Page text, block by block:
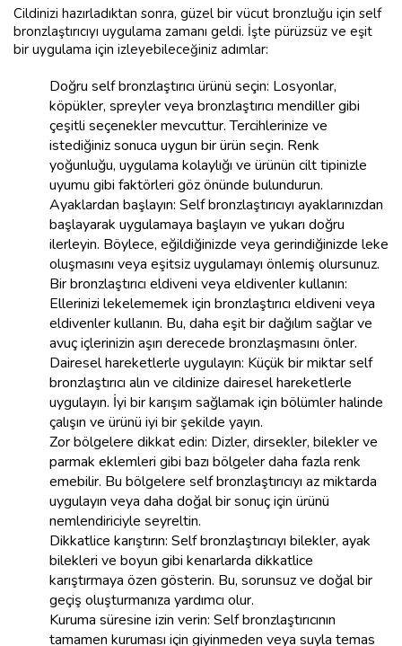
Cildinizi hazırladıktan sonra, güzel bir vücut bronzluğu için self
bronzlaştırıcıyı uygulama zamanı geldi. İşte pürüzsüz ve eşit
bir uygulama için izleyebileceğiniz adımlar:
Doğru self bronzlaştırıcı ürünü seçin: Losyonlar,
köpükler, spreyler veya bronzlaştırıcı mendiller gibi
çeşitli seçenekler mevcuttur. Tercihlerinize ve
istediğiniz sonuca uygun bir ürün seçin. Renk
yoğunluğu, uygulama kolaylığı ve ürünün cilt tipinizle
uyumu gibi faktörleri göz önünde bulundurun.
Ayaklardan başlayın: Self bronzlaştırıcıyı ayaklarınızdan
başlayarak uygulamaya başlayın ve yukarı doğru
ilerleyin. Böylece, eğildiğinizde veya gerindiğinizde leke
oluşmasını veya eşitsiz uygulamayı önlemiş olursunuz.
Bir bronzlaştırıcı eldiveni veya eldivenler kullanın:
Ellerinizi lekelememek için bronzlaştırıcı eldiveni veya
eldivenler kullanın. Bu, daha eşit bir dağılım sağlar ve
avuç içlerinizin aşırı derecede bronzlaşmasını önler.
Dairesel hareketlerle uygulayın: Küçük bir miktar self
bronzlaştırıcı alın ve cildinize dairesel hareketlerle
uygulayın. İyi bir karışım sağlamak için bölümler halinde
çalışın ve ürünü iyi bir şekilde yayın.
Zor bölgelere dikkat edin: Dizler, dirsekler, bilekler ve
parmak eklemleri gibi bazı bölgeler daha fazla renk
emebilir. Bu bölgelere self bronzlaştırıcıyı az miktarda
uygulayın veya daha doğal bir sonuç için ürünü
nemlendiriciyle seyreltin.
Dikkatlice karıştırın: Self bronzlaştırıcıyı bilekler, ayak
bilekleri ve boyun gibi kenarlarda dikkatlice
karıştırmaya özen gösterin. Bu, sorunsuz ve doğal bir
geçiş oluşturmanıza yardımcı olur.
Kuruma süresine izin verin: Self bronzlaştırıcının
tamamen kuruması için giyinmeden veya suyla temas